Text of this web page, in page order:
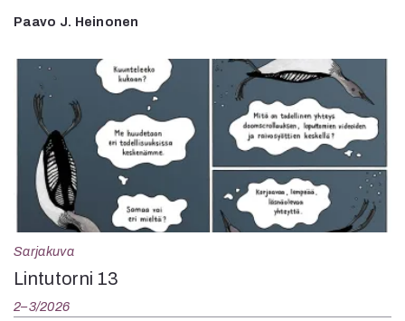
Paavo J. Heinonen
Sarjakuva
Lintutorni 13
2–3/2026